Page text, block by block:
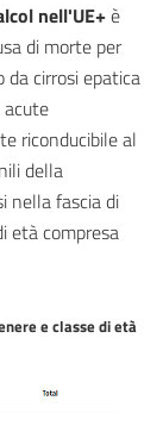
nell'UE+è
di morte per
cirrosi epatica
acute
riconducibile al
della
nella fascia di
età compresa
e classe di età